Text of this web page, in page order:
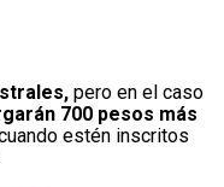
pero en el caso
700 pesos más
estén inscritos